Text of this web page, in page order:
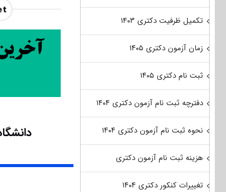
تکمیل ظرفیت دکتری ۱۴۰۳
زمان آزمون دکتری ۱۴۰۵
ثبت نام دکتری ۱۴۰۵
دفترچه ثبت نام آزمون دکتری ۱۴۰۴
نحوه ثبت نام آزمون دکتری ۱۴۰۴
هزینه ثبت نام آزمون دکتری
تغییرات کنکور دکتری ۱۴۰۴